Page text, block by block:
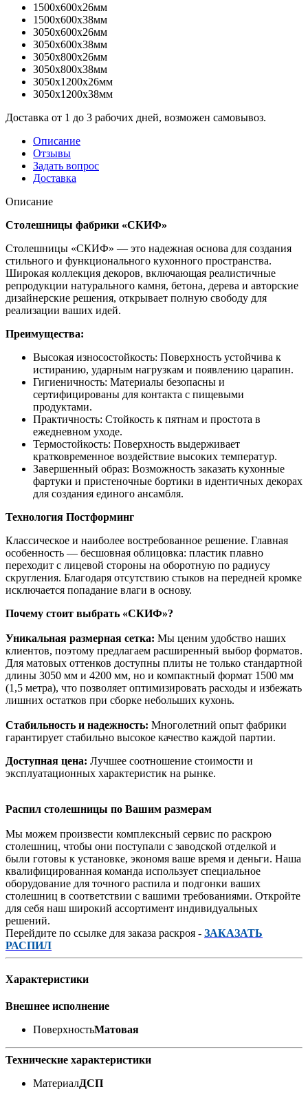
1500x600x26мм
1500x600x38мм
3050x600x26мм
3050x600x38мм
3050x800x26мм
3050x800x38мм
3050x1200x26мм
3050x1200x38мм
Доставка от 1 до 3 рабочих дней, возможен самовывоз.
Описание
Отзывы
Задать вопрос
Доставка
Описание
Столешницы фабрики «СКИФ»
Столешницы «СКИФ» — это надежная основа для создания
стильного и функционального кухонного пространства.
Широкая коллекция декоров, включающая реалистичные
репродукции натурального камня, бетона, дерева и авторские
дизайнерские решения, открывает полную свободу для
реализации ваших идей.
Преимущества:
Высокая износостойкость: Поверхность устойчива к
истиранию, ударным нагрузкам и появлению царапин.
Гигиеничность: Материалы безопасны и
сертифицированы для контакта с пищевыми
продуктами.
Практичность: Стойкость к пятнам и простота в
ежедневном уходе.
Термостойкость: Поверхность выдерживает
кратковременное воздействие высоких температур.
Завершенный образ: Возможность заказать кухонные
фартуки и пристеночные бортики в идентичных декорах
для создания единого ансамбля.
Технология Постформинг
Классическое и наиболее востребованное решение. Главная
особенность — бесшовная облицовка: пластик плавно
переходит с лицевой стороны на оборотную по радиусу
скругления. Благодаря отсутствию стыков на передней кромке
исключается попадание влаги в основу.
Почему стоит выбрать «СКИФ»?
Уникальная размерная сетка: Мы ценим удобство наших
клиентов, поэтому предлагаем расширенный выбор форматов.
Для матовых оттенков доступны плиты не только стандартной
длины 3050 мм и 4200 мм, но и компактный формат 1500 мм
(1,5 метра), что позволяет оптимизировать расходы и избежать
лишних остатков при сборке небольших кухонь.
Стабильность и надежность: Многолетний опыт фабрики
гарантирует стабильно высокое качество каждой партии.
Доступная цена: Лучшее соотношение стоимости и
эксплуатационных характеристик на рынке.
Распил столешницы по Вашим размерам
Мы можем произвести комплексный сервис по раскрою
столешниц, чтобы они поступали с заводской отделкой и
были готовы к установке, экономя ваше время и деньги. Наша
квалифицированная команда использует специальное
оборудование для точного распила и подгонки ваших
столешниц в соответствии с вашими требованиями. Откройте
для себя наш широкий ассортимент индивидуальных
решений.
Перейдите по ссылке для заказа раскроя - ЗАКАЗАТЬ
РАСПИЛ
Характеристики
Внешнее исполнение
ПоверхностьМатовая
Технические характеристики
МатериалДСП